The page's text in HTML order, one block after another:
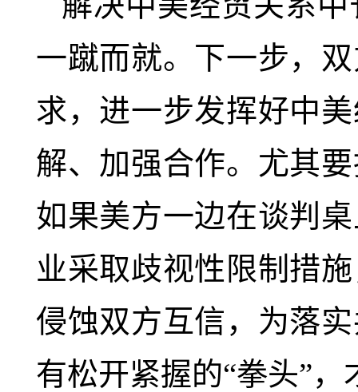
一蹴而就。下一步，
求，进一步发挥好中
解、加强合作。尤其
如果美方一边在谈判
业采取歧视性限制措
侵蚀双方互信，为落
有松开紧握的“拳头”，